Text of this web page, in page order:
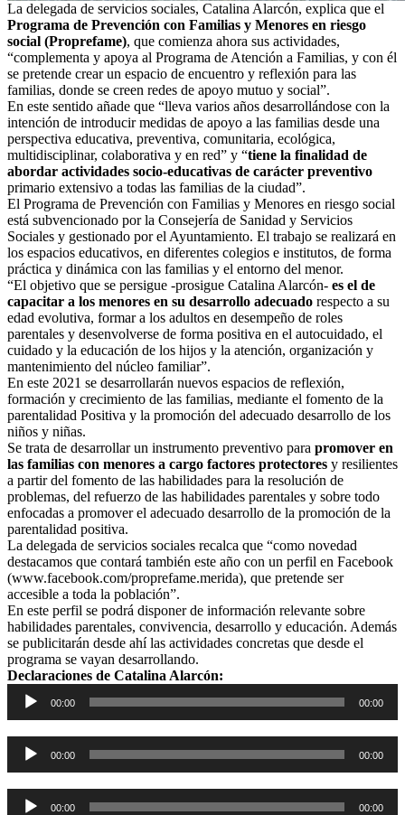
La delegada de servicios sociales, Catalina Alarcón, explica que el
Programa de Prevención con Familias y Menores en riesgo
social (Proprefame), que comienza ahora sus actividades,
“complementa y apoya al Programa de Atención a Familias, y con él
se pretende crear un espacio de encuentro y reflexión para las
familias, donde se creen redes de apoyo mutuo y social”.
En este sentido añade que “lleva varios años desarrollándose con la
intención de introducir medidas de apoyo a las familias desde una
perspectiva educativa, preventiva, comunitaria, ecológica,
multidisciplinar, colaborativa y en red” y “tiene la finalidad de
abordar actividades socio-educativas de carácter preventivo
primario extensivo a todas las familias de la ciudad”.
El Programa de Prevención con Familias y Menores en riesgo social
está subvencionado por la Consejería de Sanidad y Servicios
Sociales y gestionado por el Ayuntamiento. El trabajo se realizará en
los espacios educativos, en diferentes colegios e institutos, de forma
práctica y dinámica con las familias y el entorno del menor.
“El objetivo que se persigue -prosigue Catalina Alarcón- es el de
capacitar a los menores en su desarrollo adecuado respecto a su
edad evolutiva, formar a los adultos en desempeño de roles
parentales y desenvolverse de forma positiva en el autocuidado, el
cuidado y la educación de los hijos y la atención, organización y
mantenimiento del núcleo familiar”.
En este 2021 se desarrollarán nuevos espacios de reflexión,
formación y crecimiento de las familias, mediante el fomento de la
parentalidad Positiva y la promoción del adecuado desarrollo de los
niños y niñas.
Se trata de desarrollar un instrumento preventivo para promover en
las familias con menores a cargo factores protectores y resilientes
a partir del fomento de las habilidades para la resolución de
problemas, del refuerzo de las habilidades parentales y sobre todo
enfocadas a promover el adecuado desarrollo de la promoción de la
parentalidad positiva.
La delegada de servicios sociales recalca que “como novedad
destacamos que contará también este año con un perfil en Facebook
(www.facebook.com/proprefame.merida), que pretende ser
accesible a toda la población”.
En este perfil se podrá disponer de información relevante sobre
habilidades parentales, convivencia, desarrollo y educación. Además
se publicitarán desde ahí las actividades concretas que desde el
programa se vayan desarrollando.
Declaraciones de Catalina Alarcón:
Reproductor
audio
00:00 00:00
Reproductor
audio
00:00 00:00
Reproductor
00:00 00:00